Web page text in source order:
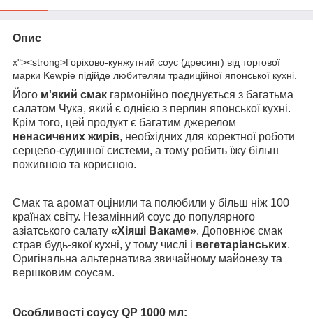
Опис
x"><strong>Горіхово-кунжутний соус (дресинг) від торгової
марки Kewpie підійде любителям традиційної японської кухні.
Його м'який смак гармонійно поєднується з багатьма
салатом Чука, який є однією з перлин японської кухні.
Крім того, цей продукт є багатим джерелом
ненасичених жирів, необхідних для коректної роботи
серцево-судинної системи, а тому робить їжу більш
поживною та корисною.
Смак та аромат оцінили та полюбили у більш ніж 100
країнах світу. Незамінний соус до популярного
азіатського салату «Хіяші Вакаме». Доповнює смак
страв будь-якої кухні, у тому числі і вегетаріанських.
Оригінальна альтернатива звичайному майонезу та
вершковим соусам.
Особливості соусу QP 1000 мл: